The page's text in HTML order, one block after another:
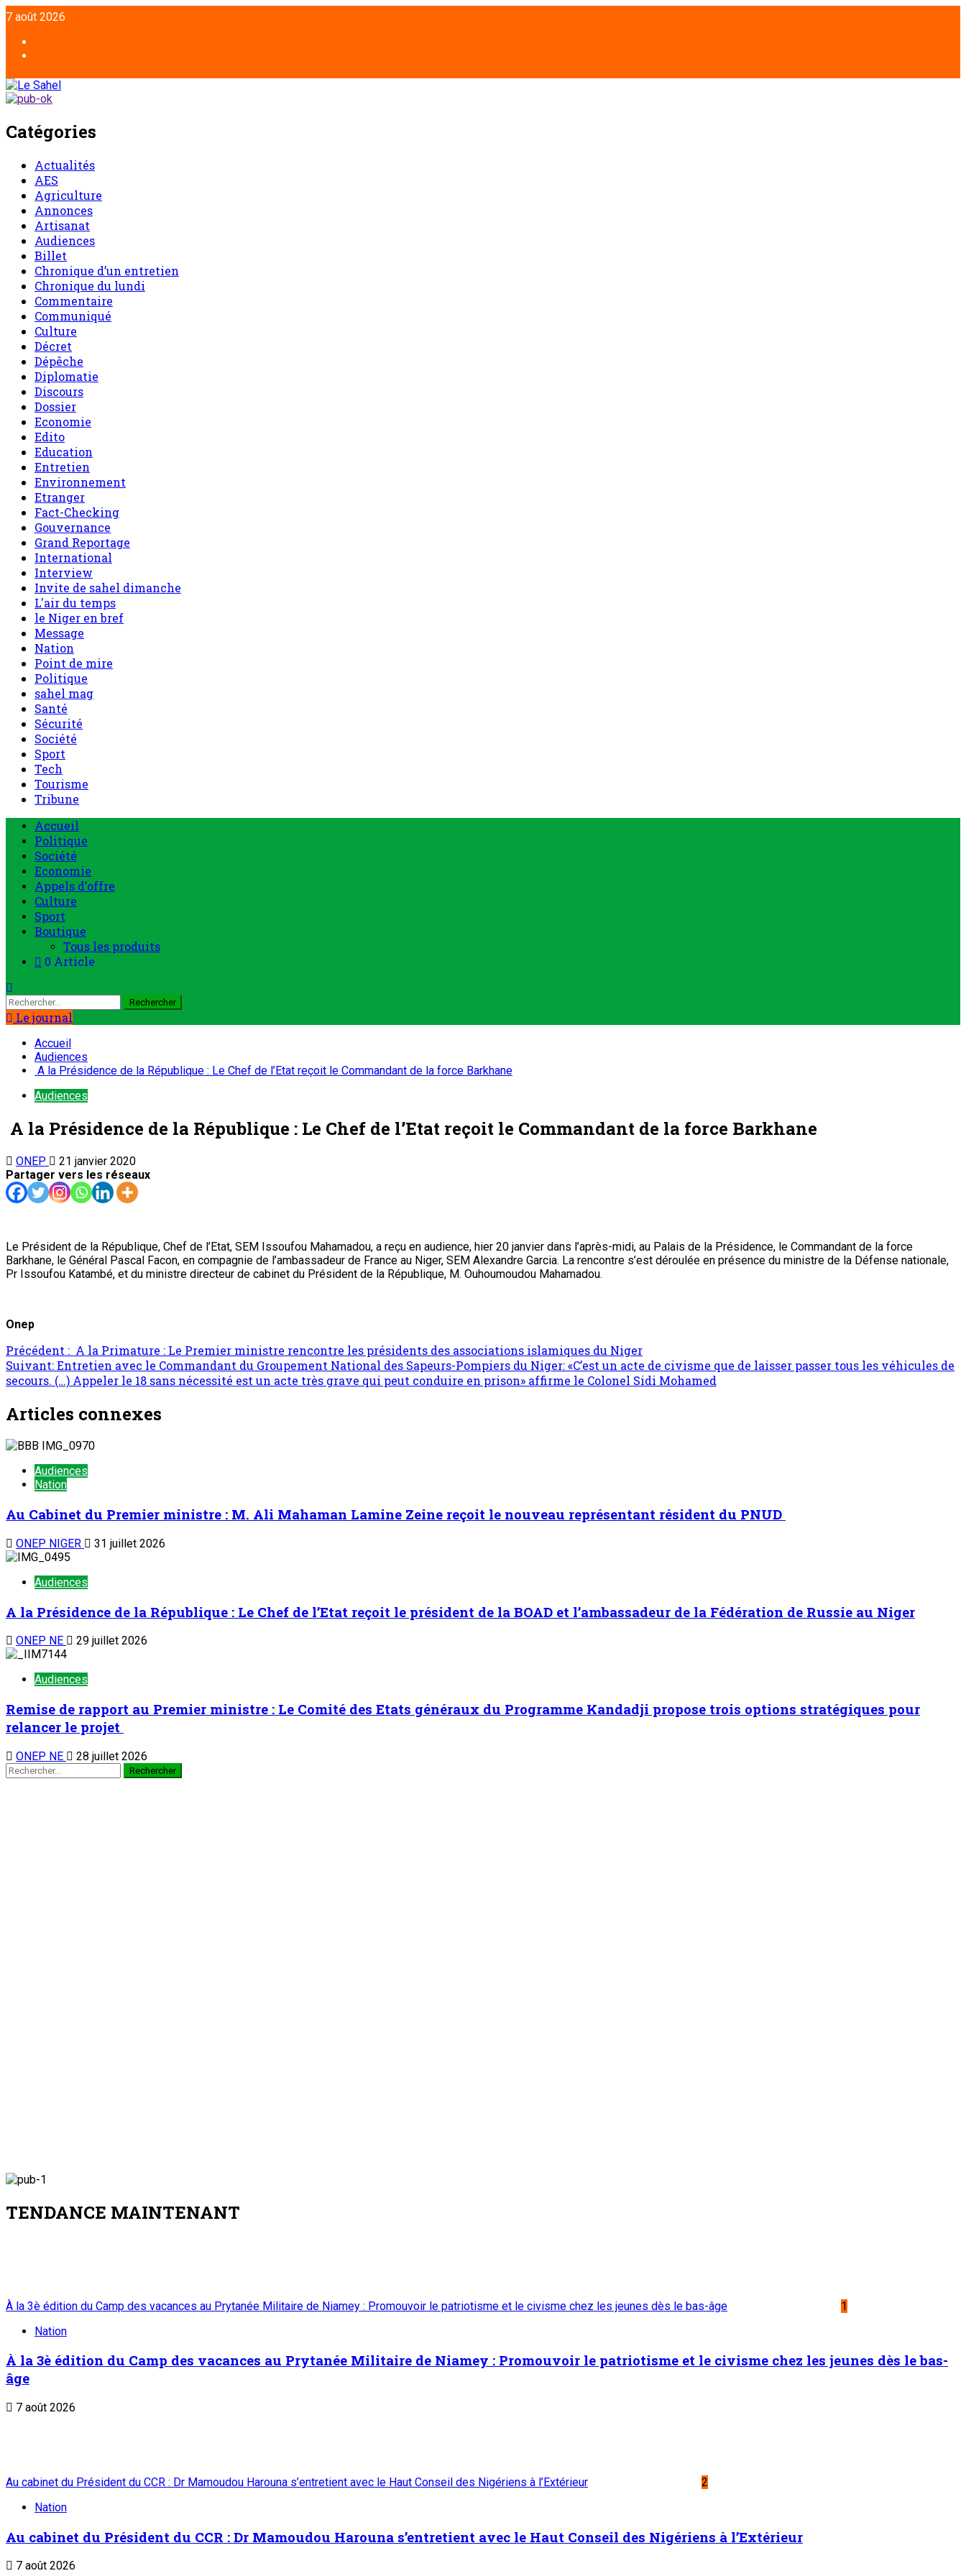
7 août 2026
Catégories
Actualités
AES
Agriculture
Annonces
Artisanat
Audiences
Billet
Chronique d’un entretien
Chronique du lundi
Commentaire
Communiqué
Culture
Décret
Dépêche
Diplomatie
Discours
Dossier
Economie
Edito
Education
Entretien
Environnement
Etranger
Fact-Checking
Gouvernance
Grand Reportage
International
Interview
Invite de sahel dimanche
L'air du temps
le Niger en bref
Message
Nation
Point de mire
Politique
sahel mag
Santé
Sécurité
Société
Sport
Tech
Tourisme
Tribune
Accueil
Politique
Société
Economie
Appels d’offre
Culture
Sport
Boutique
Tous les produits
0 Article
Le journal
Accueil
Audiences
A la Présidence de la République : Le Chef de l’Etat reçoit le Commandant de la force Barkhane
Audiences
A la Présidence de la République : Le Chef de l’Etat reçoit le Commandant de la force Barkhane
ONEP
21 janvier 2020
Partager vers les réseaux
Le Président de la République, Chef de l’Etat, SEM Issoufou Mahamadou, a reçu en audience, hier 20 janvier dans l’après-midi, au Palais de la Présidence, le Commandant de la force
Barkhane, le Général Pascal Facon, en compagnie de l’ambassadeur de France au Niger, SEM Alexandre Garcia. La rencontre s’est déroulée en présence du ministre de la Défense nationale,
Pr Issoufou Katambé, et du ministre directeur de cabinet du Président de la République, M. Ouhoumoudou Mahamadou.
Onep
Précédent : A la Primature : Le Premier ministre rencontre les présidents des associations islamiques du Niger
Suivant:Entretien avec le Commandant du Groupement National des Sapeurs-Pompiers du Niger: «C’est un acte de civisme que de laisser passer tous les véhicules de
secours. (…) Appeler le 18 sans nécessité est un acte très grave qui peut conduire en prison» affirme le Colonel Sidi Mohamed
Articles connexes
Audiences
Nation
Au Cabinet du Premier ministre : M. Ali Mahaman Lamine Zeine reçoit le nouveau représentant résident du PNUD
ONEP NIGER 31 juillet 2026
Audiences
A la Présidence de la République : Le Chef de l’Etat reçoit le président de la BOAD et l’ambassadeur de la Fédération de Russie au Niger
ONEP NE 29 juillet 2026
Audiences
Remise de rapport au Premier ministre : Le Comité des Etats généraux du Programme Kandadji propose trois options stratégiques pour
relancer le projet
ONEP NE 28 juillet 2026
Nation
Zinder : La ministre de l’Éducation nationale visite le chantier de construction du collège scientifique
Visite de travail du ministre du Commerce et de l’Industrie dans la région de Tahoua : M. Abdoulaye Seydou inspecte les usines de fer à
Editorial : Une clarification qui s’impose